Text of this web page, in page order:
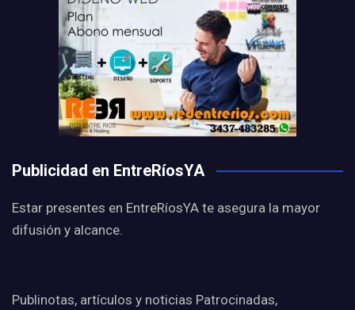
Publicidad en EntreRíosYA
Estar presentes en EntreRíosYA te asegura la mayor
difusión y alcance.
Publinotas, artículos y noticias Patrocinadas,